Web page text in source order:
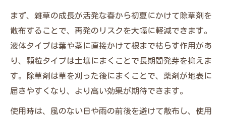
まず、雑草の成長が活発な春から初夏にかけて除草剤を
散布することで、再発のリスクを大幅に軽減できます。
液体タイプは葉や茎に直接かけて根まで枯らす作用があ
り、顆粒タイプは土壌にまくことで長期間発芽を抑えま
す。除草剤は草を刈った後にまくことで、薬剤が地表に
届きやすくなり、より高い効果が期待できます。
使用時は、風のない日や雨の前後を避けて散布し、使用